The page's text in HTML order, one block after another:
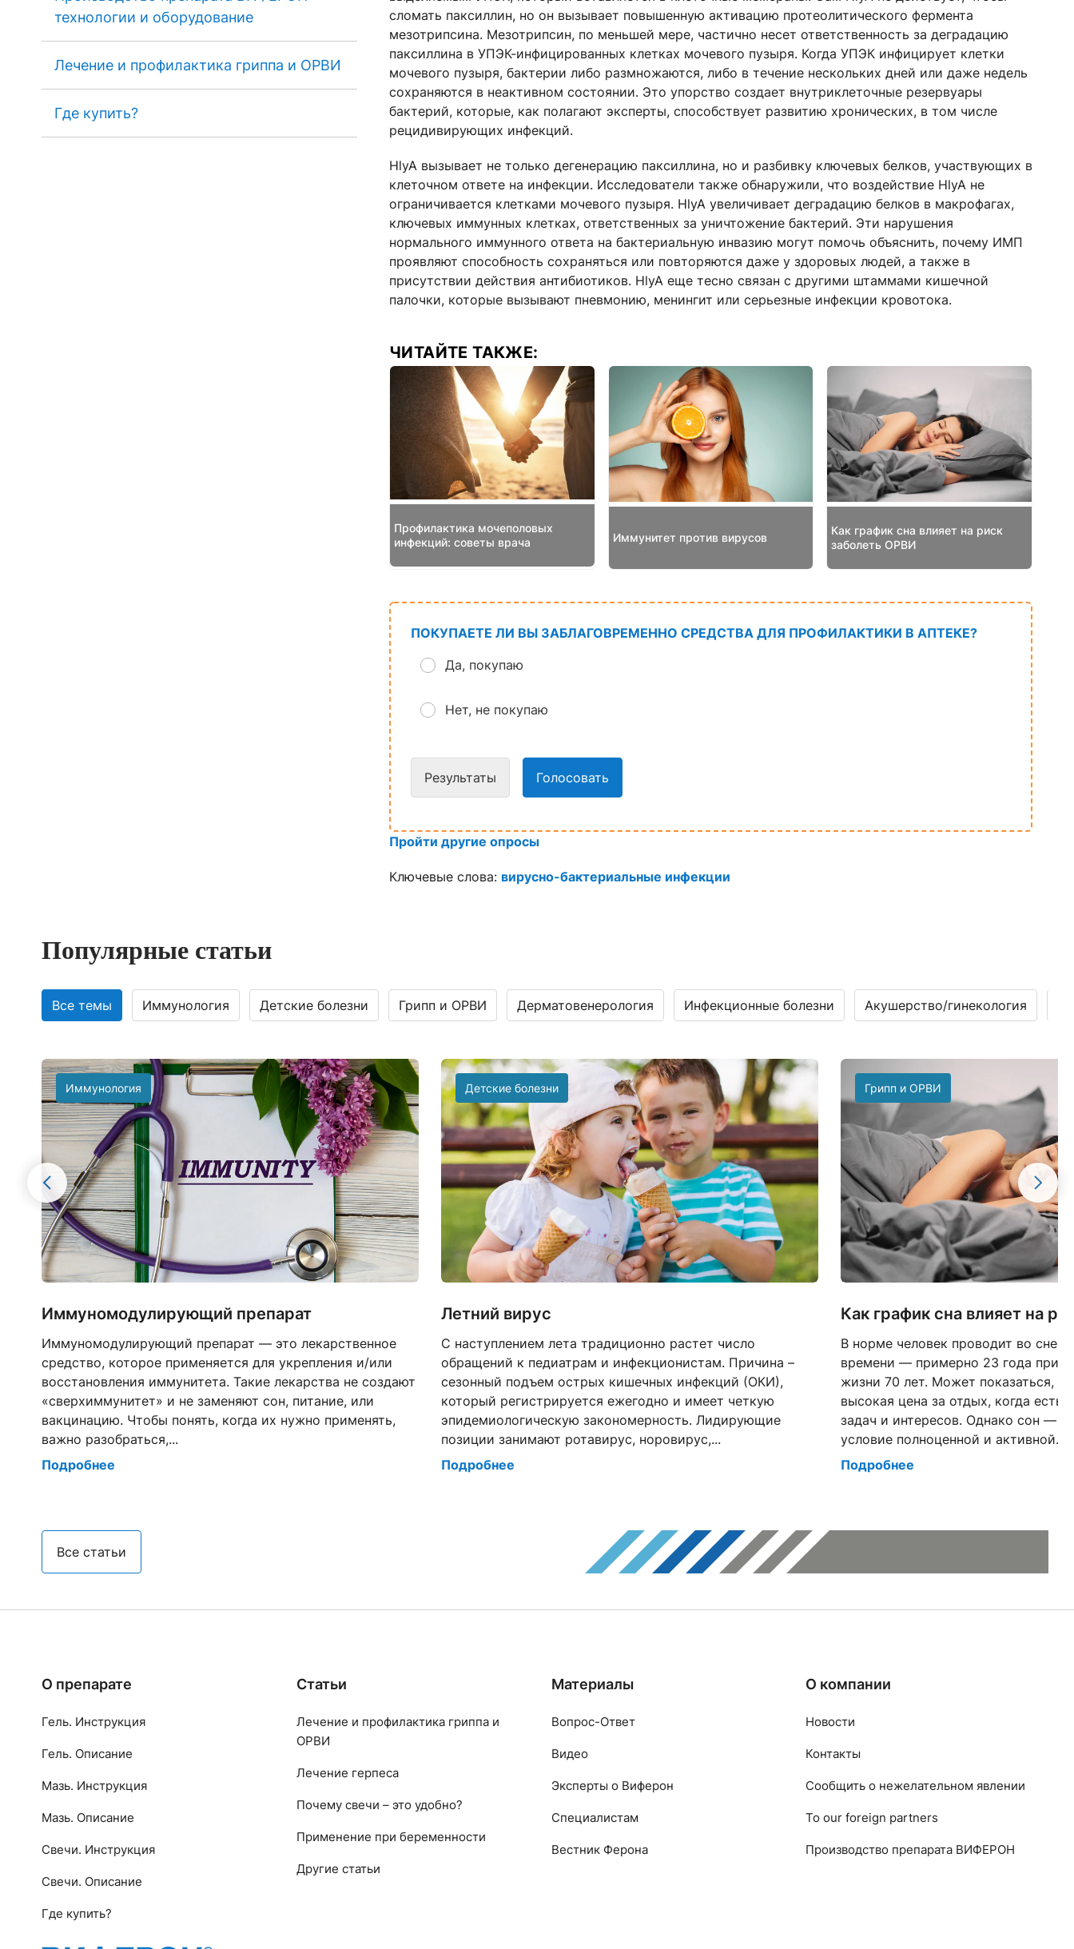
технологии и оборудование
Лечение и профилактика гриппа и ОРВИ
Где купить?
сломать паксиллин, но он вызывает повышенную активацию протеолитического фермента
мезотрипсина. Мезотрипсин, по меньшей мере, частично несет ответственность за деградацию
паксиллина в УПЭК-инфицированных клетках мочевого пузыря. Когда УПЭК инфицирует клетки
мочевого пузыря, бактерии либо размножаются, либо в течение нескольких дней или даже недель
сохраняются в неактивном состоянии. Это упорство создает внутриклеточные резервуары
бактерий, которые, как полагают эксперты, способствует развитию хронических, в том числе
рецидивирующих инфекций.
HlyA вызывает не только дегенерацию паксиллина, но и разбивку ключевых белков, участвующих в
клеточном ответе на инфекции. Исследователи также обнаружили, что воздействие HlyA не
ограничивается клетками мочевого пузыря. HlyA увеличивает деградацию белков в макрофагах,
ключевых иммунных клетках, ответственных за уничтожение бактерий. Эти нарушения
нормального иммунного ответа на бактериальную инвазию могут помочь объяснить, почему ИМП
проявляют способность сохраняться или повторяются даже у здоровых людей, а также в
присутствии действия антибиотиков. HlyA еще тесно связан с другими штаммами кишечной
палочки, которые вызывают пневмонию, менингит или серьезные инфекции кровотока.
ЧИТАЙТЕ ТАКЖЕ:
Профилактика мочеполовых
инфекций: советы врача
Иммунитет против вирусов
Как график сна влияет на риск
заболеть ОРВИ
ПОКУПАЕТЕ ЛИ ВЫ ЗАБЛАГОВРЕМЕННО СРЕДСТВА ДЛЯ ПРОФИЛАКТИКИ В АПТЕКЕ?
Да, покупаю
Нет, не покупаю
Результаты Голосовать
Пройти другие опросы
Ключевые слова: вирусно-бактериальные инфекции
Популярные статьи
Все темы Иммунология Детские болезни Грипп и ОРВИ Дерматовенерология Инфекционные болезни Акушерство/гинекология
Иммунология
Иммуномодулирующий препарат
Иммуномодулирующий препарат — это лекарственное
средство, которое применяется для укрепления и/или
восстановления иммунитета. Такие лекарства не создают
«сверхиммунитет» и не заменяют сон, питание, или
вакцинацию. Чтобы понять, когда их нужно применять,
важно разобраться,...
Подробнее
Детские болезни
Летний вирус
С наступлением лета традиционно растет число
обращений к педиатрам и инфекционистам. Причина –
сезонный подъем острых кишечных инфекций (ОКИ),
который регистрируется ежегодно и имеет четкую
эпидемиологическую закономерность. Лидирующие
позиции занимают ротавирус, норовирус,...
Подробнее
Грипп и ОРВИ
Как график сна влияет на
В норме человек проводит во сне
времени — примерно 23 года при
жизни 70 лет. Может показаться,
высокая цена за отдых, когда есть
задач и интересов. Однако сон —
условие полноценной и активной...
Подробнее
Все статьи
О препарате
Гель. Инструкция
Гель. Описание
Мазь. Инструкция
Мазь. Описание
Свечи. Инструкция
Свечи. Описание
Где купить?
Статьи
Лечение и профилактика гриппа и
ОРВИ
Лечение герпеса
Почему свечи – это удобно?
Применение при беременности
Другие статьи
Материалы
Вопрос-Ответ
Видео
Эксперты о Виферон
Специалистам
Вестник Ферона
О компании
Новости
Контакты
Сообщить о нежелательном явлении
To our foreign partners
Производство препарата ВИФЕРОН